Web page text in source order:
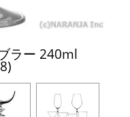
ラー 240ml